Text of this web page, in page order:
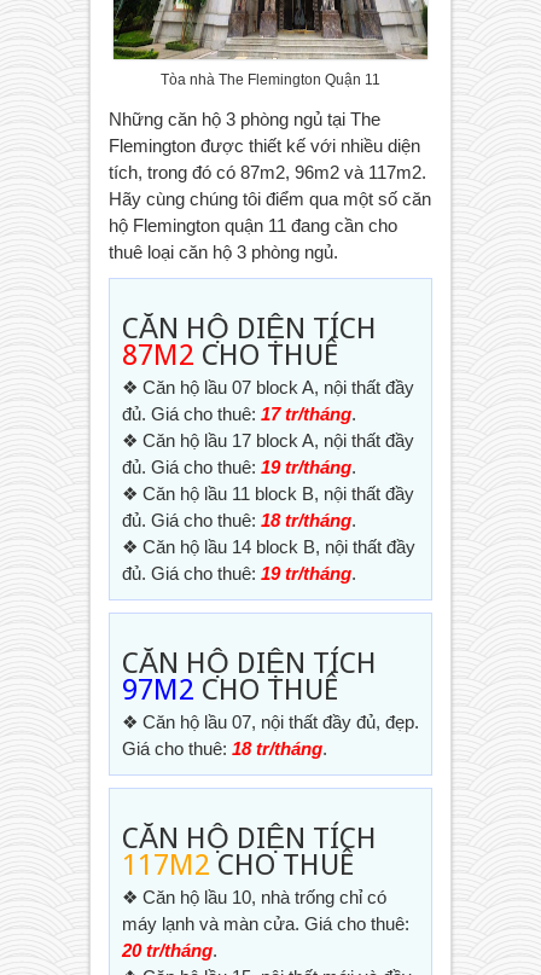
Tòa nhà The Flemington Quận 11
Những căn hộ 3 phòng ngủ tại The
Flemington được thiết kế với nhiều diện
tích, trong đó có 87m2, 96m2 và 117m2.
Hãy cùng chúng tôi điểm qua một số căn
hộ Flemington quận 11 đang cần cho
thuê loại căn hộ 3 phòng ngủ.
CĂN HỘ DIỆN TÍCH
87M2 CHO THUÊ
❖ Căn hộ lầu 07 block A, nội thất đầy
đủ. Giá cho thuê: 17 tr/tháng.
❖ Căn hộ lầu 17 block A, nội thất đầy
đủ. Giá cho thuê: 19 tr/tháng.
❖ Căn hộ lầu 11 block B, nội thất đầy
đủ. Giá cho thuê: 18 tr/tháng.
❖ Căn hộ lầu 14 block B, nội thất đầy
đủ. Giá cho thuê: 19 tr/tháng.
CĂN HỘ DIỆN TÍCH
97M2 CHO THUÊ
❖ Căn hộ lầu 07, nội thất đầy đủ, đẹp.
Giá cho thuê: 18 tr/tháng.
CĂN HỘ DIỆN TÍCH
117M2 CHO THUÊ
❖ Căn hộ lầu 10, nhà trống chỉ có
máy lạnh và màn cửa. Giá cho thuê:
20 tr/tháng.